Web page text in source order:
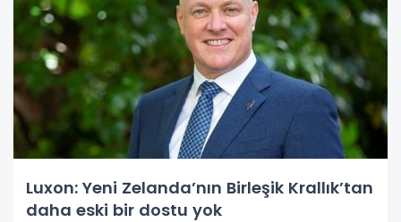
Luxon: Yeni Zelanda’nın Birleşik Krallık’tan
daha eski bir dostu yok